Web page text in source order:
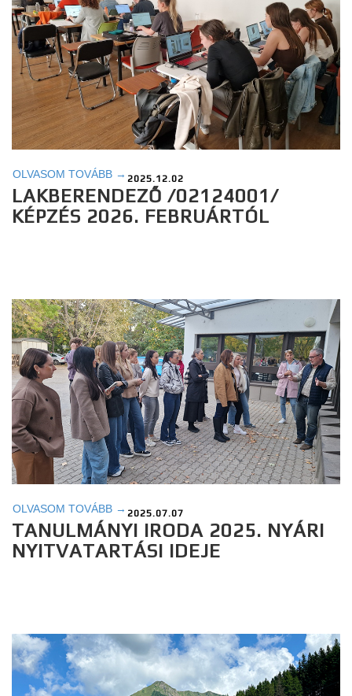
OLVASOM TOVÁBB → 2025.12.02
LAKBERENDEZŐ /02124001/
KÉPZÉS 2026. FEBRUÁRTÓL
OLVASOM TOVÁBB → 2025.07.07
TANULMÁNYI IRODA 2025. NYÁRI
NYITVATARTÁSI IDEJE